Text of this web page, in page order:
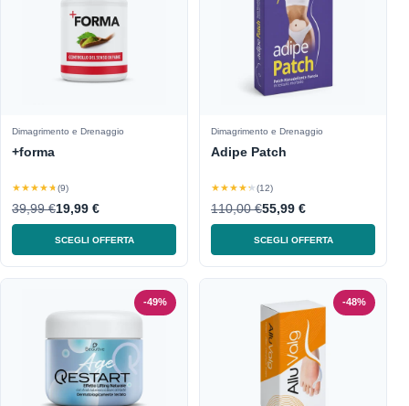
Dimagrimento e Drenaggio
+forma
★★★★★(9)
39,99 €19,99 €
SCEGLI OFFERTA
Dimagrimento e Drenaggio
Adipe Patch
★★★★★(12)
110,00 €55,99 €
SCEGLI OFFERTA
-49% -48%